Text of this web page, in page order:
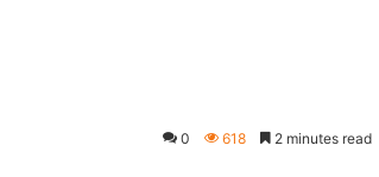
0 618 2 minutes read